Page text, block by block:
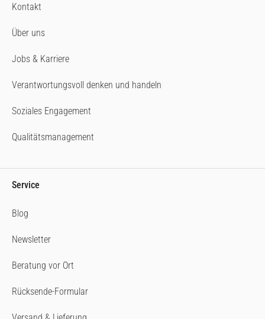
Kontakt
Über uns
Jobs & Karriere
Verantwortungsvoll denken und handeln
Soziales Engagement
Qualitätsmanagement
Service
Blog
Newsletter
Beratung vor Ort
Rücksende-Formular